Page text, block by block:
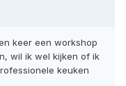
keer een workshop
wil ik wel kijken of ik
keuken